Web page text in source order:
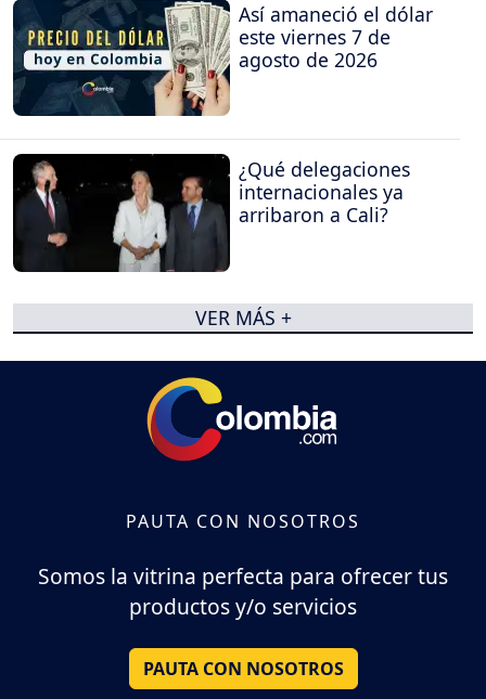
Así amaneció el dólar
este viernes 7 de
agosto de 2026
¿Qué delegaciones
internacionales ya
arribaron a Cali?
VER MÁS +
PAUTA CON NOSOTROS
Somos la vitrina perfecta para ofrecer tus
productos y/o servicios
PAUTA CON NOSOTROS